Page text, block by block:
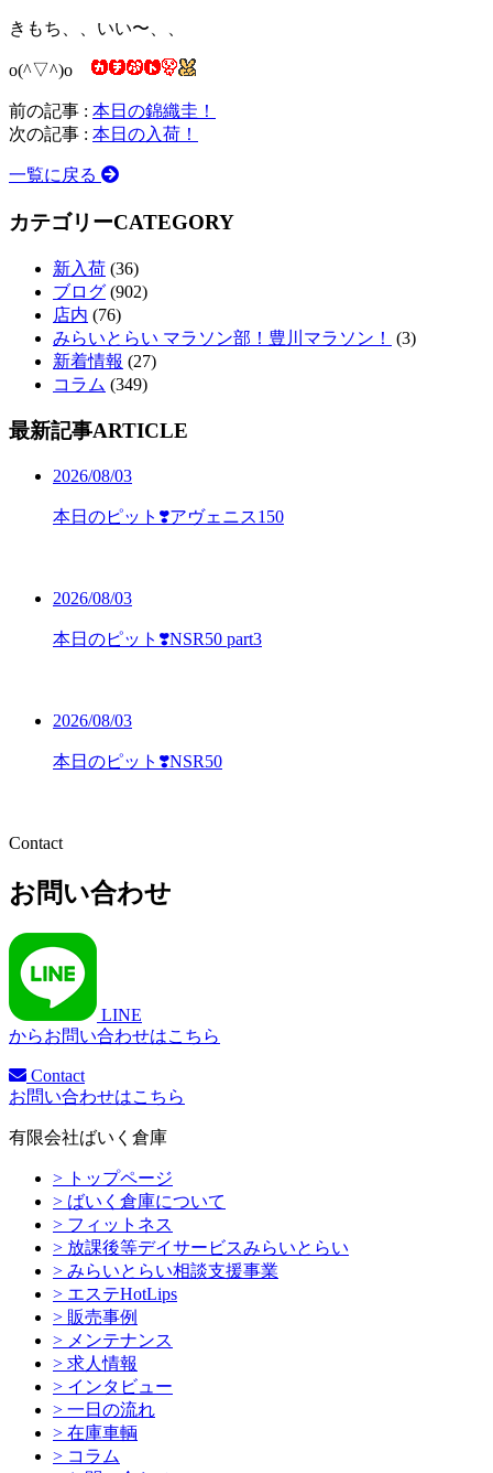
きもち、、いい〜、、
o(^▽^)o
前の記事 : 本日の錦織圭！
次の記事 : 本日の入荷！
一覧に戻る
カテゴリーCATEGORY
新入荷 (36)
ブログ (902)
店内 (76)
みらいとらい マラソン部！豊川マラソン！
(3)
新着情報 (27)
コラム (349)
最新記事ARTICLE
2026/08/03
本日のピット❣️アヴェニス150
2026/08/03
本日のピット❣️NSR50 part3
2026/08/03
本日のピット❣️NSR50
Contact
お問い合わせ
LINE
からお問い合わせはこちら
Contact
お問い合わせはこちら
有限会社ばいく倉庫
> トップページ
> ばいく倉庫について
> フィットネス
> 放課後等デイサービスみらいとらい
> みらいとらい相談支援事業
> エステHotLips
> 販売事例
> メンテナンス
> 求人情報
> インタビュー
> 一日の流れ
> 在庫車輌
> コラム